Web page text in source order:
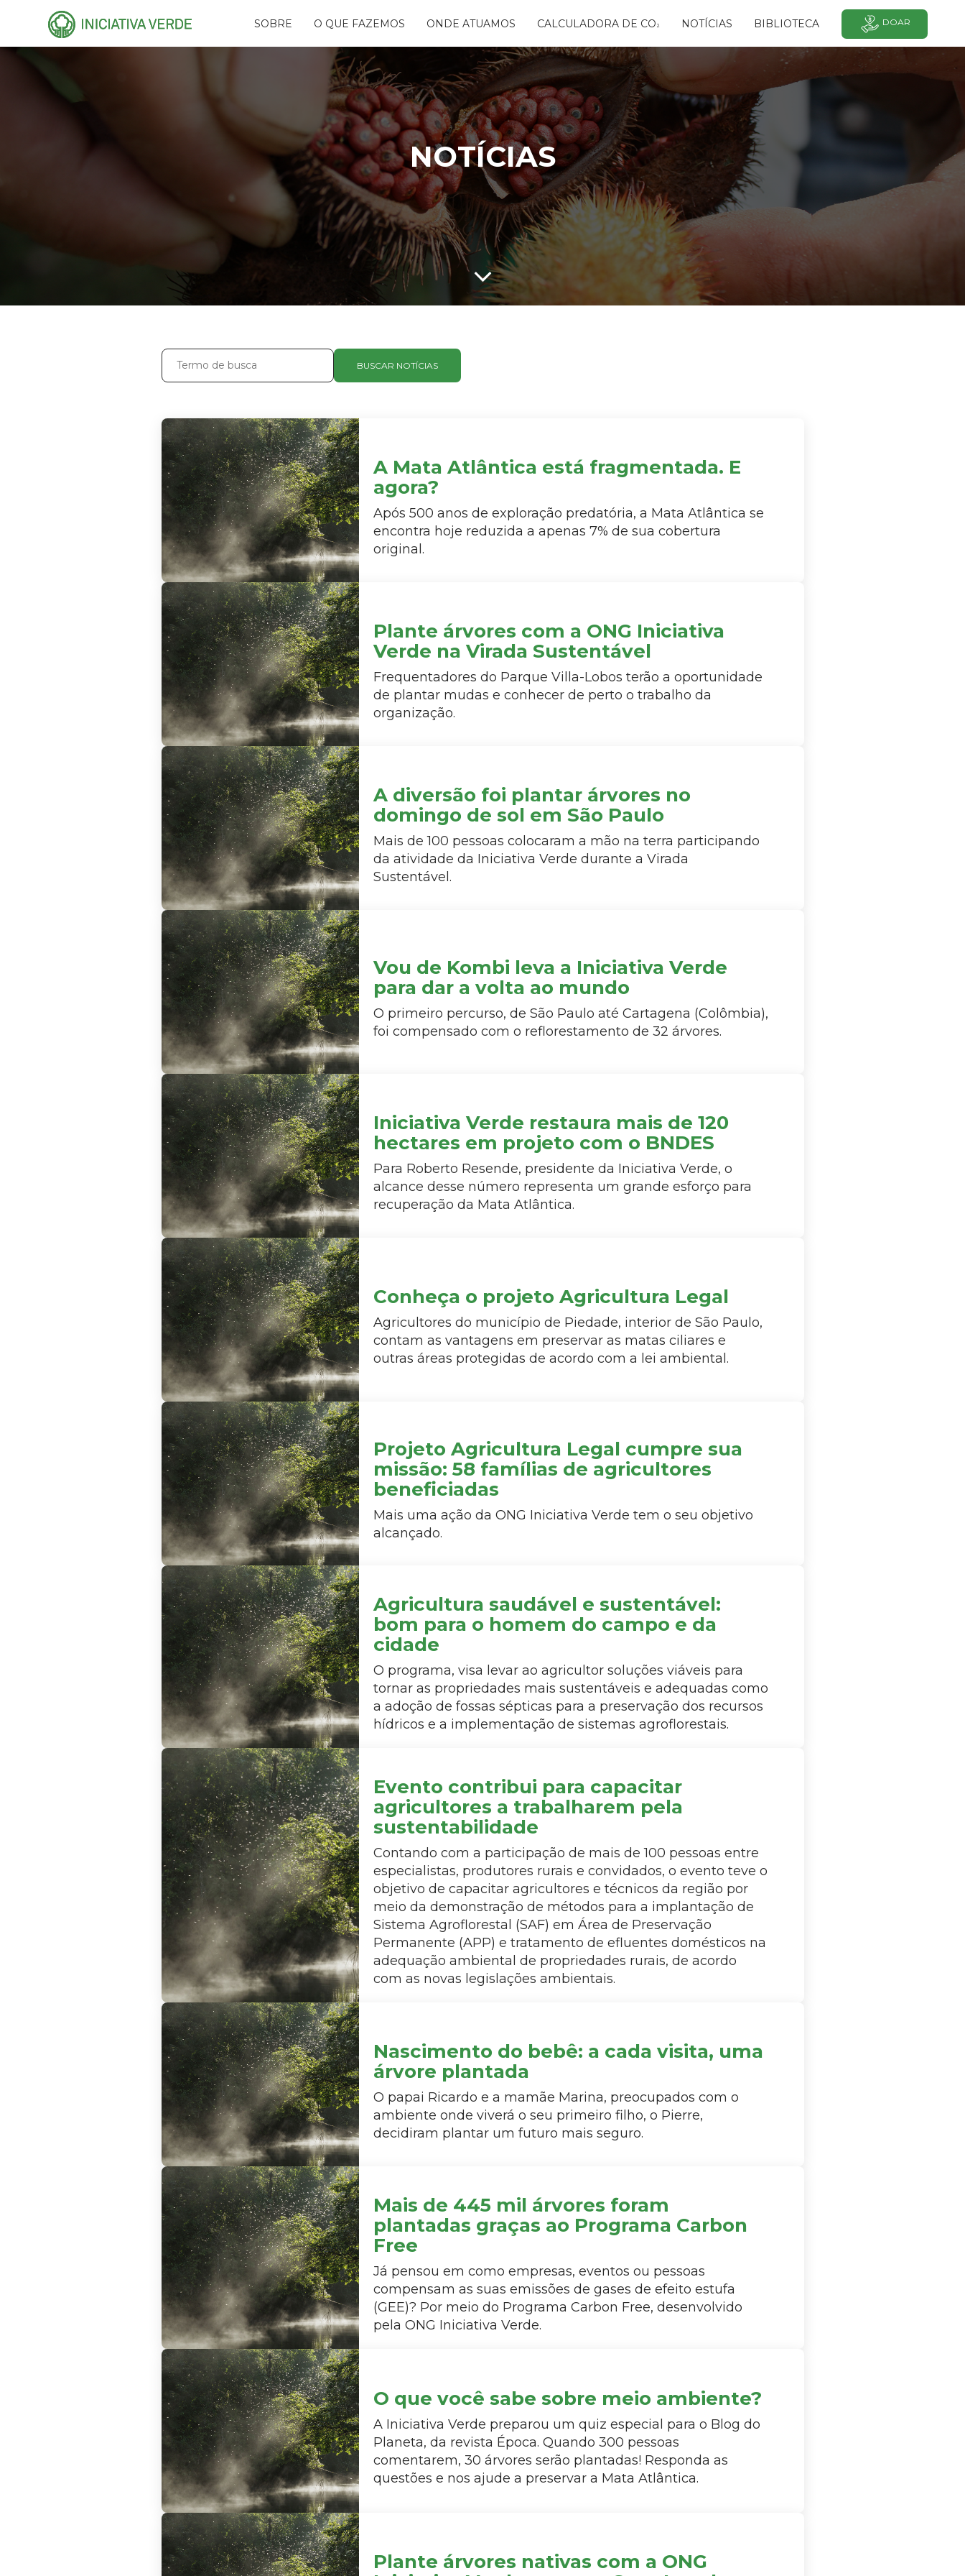
SOBRE
RECONHECIMENTOS
O QUE FAZEMOS
PLANTANDO ÁGUAS
CARBON FREE
AMIGO DA FLORESTA
PROGRAMA
NASCENTES
RESTAURA RIBEIRA -
FUNBIO
EVENTOS
ONDE ATUAMOS CALCULADORA DE CO² NOTÍCIAS BIBLIOTECA DOAR
NOTÍCIAS
BUSCAR NOTÍCIAS
A Mata Atlântica está fragmentada. E
agora?
Após 500 anos de exploração predatória, a Mata Atlântica se
encontra hoje reduzida a apenas 7% de sua cobertura
original.
Plante árvores com a ONG Iniciativa
Verde na Virada Sustentável
Frequentadores do Parque Villa-Lobos terão a oportunidade
de plantar mudas e conhecer de perto o trabalho da
organização.
A diversão foi plantar árvores no
domingo de sol em São Paulo
Mais de 100 pessoas colocaram a mão na terra participando
da atividade da Iniciativa Verde durante a Virada
Sustentável.
Vou de Kombi leva a Iniciativa Verde
para dar a volta ao mundo
O primeiro percurso, de São Paulo até Cartagena (Colômbia),
foi compensado com o reflorestamento de 32 árvores.
Iniciativa Verde restaura mais de 120
hectares em projeto com o BNDES
Para Roberto Resende, presidente da Iniciativa Verde, o
alcance desse número representa um grande esforço para
recuperação da Mata Atlântica.
Conheça o projeto Agricultura Legal
Agricultores do município de Piedade, interior de São Paulo,
contam as vantagens em preservar as matas ciliares e
outras áreas protegidas de acordo com a lei ambiental.
Projeto Agricultura Legal cumpre sua
missão: 58 famílias de agricultores
beneficiadas
Mais uma ação da ONG Iniciativa Verde tem o seu objetivo
alcançado.
Agricultura saudável e sustentável:
bom para o homem do campo e da
cidade
O programa, visa levar ao agricultor soluções viáveis para
tornar as propriedades mais sustentáveis e adequadas como
a adoção de fossas sépticas para a preservação dos recursos
hídricos e a implementação de sistemas agroflorestais.
Evento contribui para capacitar
agricultores a trabalharem pela
sustentabilidade
Contando com a participação de mais de 100 pessoas entre
especialistas, produtores rurais e convidados, o evento teve o
objetivo de capacitar agricultores e técnicos da região por
meio da demonstração de métodos para a implantação de
Sistema Agroflorestal (SAF) em Área de Preservação
Permanente (APP) e tratamento de efluentes domésticos na
adequação ambiental de propriedades rurais, de acordo
com as novas legislações ambientais.
Nascimento do bebê: a cada visita, uma
árvore plantada
O papai Ricardo e a mamãe Marina, preocupados com o
ambiente onde viverá o seu primeiro filho, o Pierre,
decidiram plantar um futuro mais seguro.
Mais de 445 mil árvores foram
plantadas graças ao Programa Carbon
Free
Já pensou em como empresas, eventos ou pessoas
compensam as suas emissões de gases de efeito estufa
(GEE)? Por meio do Programa Carbon Free, desenvolvido
pela ONG Iniciativa Verde.
O que você sabe sobre meio ambiente?
A Iniciativa Verde preparou um quiz especial para o Blog do
Planeta, da revista Época. Quando 300 pessoas
comentarem, 30 árvores serão plantadas! Responda as
questões e nos ajude a preservar a Mata Atlântica.
Plante árvores nativas com a ONG